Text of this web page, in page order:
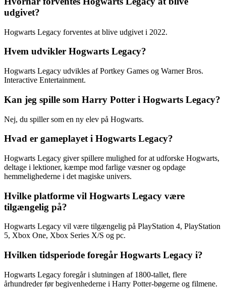
udgivet?
Hogwarts Legacy forventes at blive udgivet i 2022.
Hvem udvikler Hogwarts Legacy?
Hogwarts Legacy udvikles af Portkey Games og Warner Bros.
Interactive Entertainment.
Kan jeg spille som Harry Potter i Hogwarts Legacy?
Nej, du spiller som en ny elev på Hogwarts.
Hvad er gameplayet i Hogwarts Legacy?
Hogwarts Legacy giver spillere mulighed for at udforske Hogwarts,
deltage i lektioner, kæmpe mod farlige væsner og opdage
hemmelighederne i det magiske univers.
Hvilke platforme vil Hogwarts Legacy være
tilgængelig på?
Hogwarts Legacy vil være tilgængelig på PlayStation 4, PlayStation
5, Xbox One, Xbox Series X/S og pc.
Hvilken tidsperiode foregår Hogwarts Legacy i?
Hogwarts Legacy foregår i slutningen af 1800-tallet, flere
århundreder før begivenhederne i Harry Potter-bøgerne og filmene.